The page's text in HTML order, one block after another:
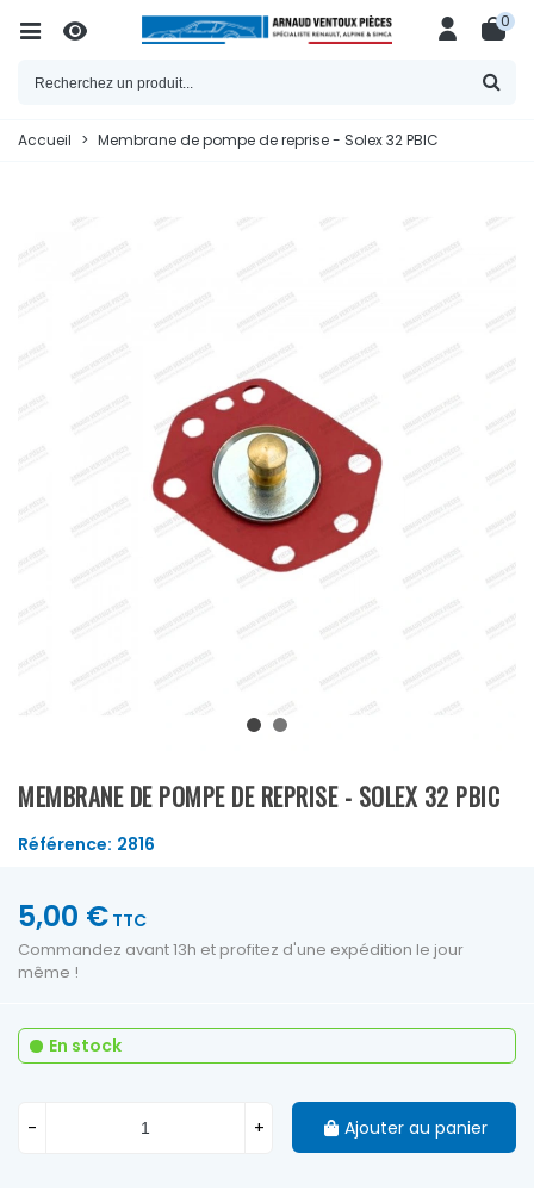
0
Accueil > Membrane de pompe de reprise - Solex 32 PBIC
MEMBRANE DE POMPE DE REPRISE - SOLEX 32 PBIC
Référence: 2816
5,00 € TTC
Commandez avant 13h et profitez d'une expédition le jour
même !
En stock
- + Ajouter au panier